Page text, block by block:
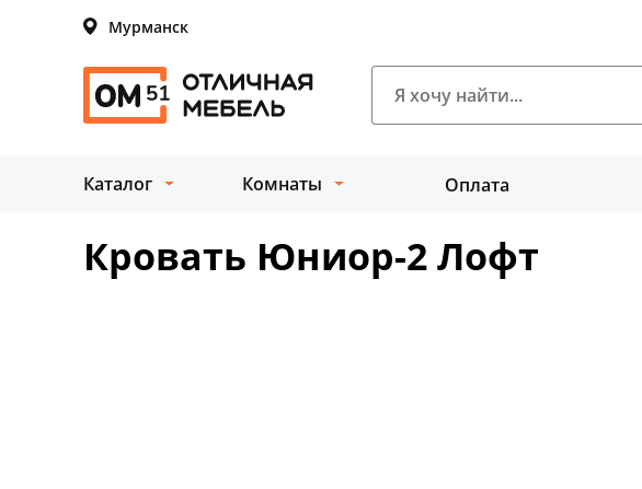
Мурманск
Каталог Комнаты Оплата
Кровать Юниор-2 Лофт